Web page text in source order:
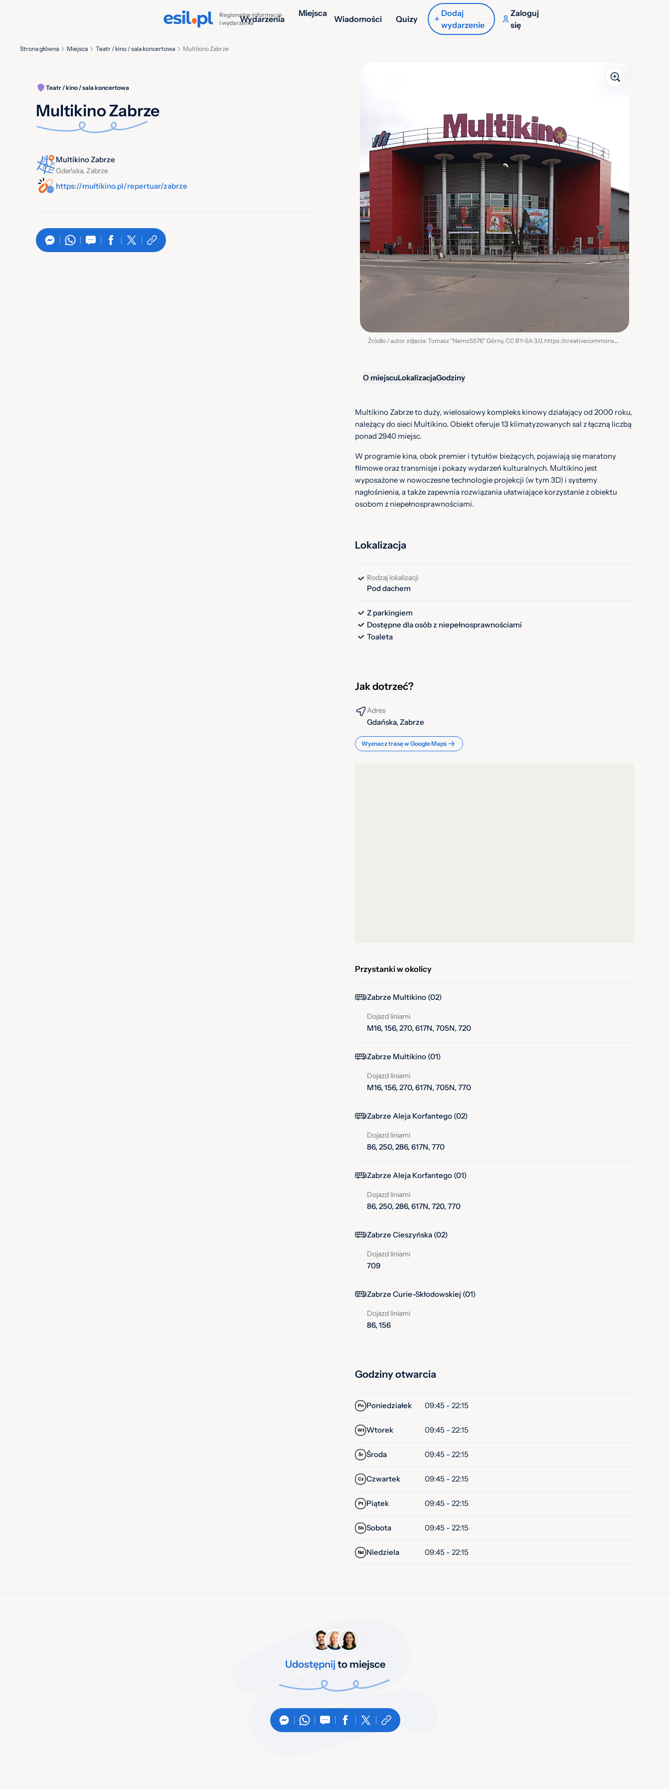
Regionalne informacje
i wydarzeniaWydarzenia
Miejsca
Wiadomości Quizy
Dodaj
wydarzenie
Zaloguj
się
Multikino Zabrze
Teatr / kino / sala koncertowa
Miejsca
Strona główna
Teatr / kino / sala koncertowa
Multikino Zabrze
Multikino Zabrze
Gdańska, Zabrze
https://multikino.pl/repertuar/zabrze
Źródło / autor zdjęcia: Tomasz "Nemo5576" Górny, CC BY-SA 3.0, https://creativecommons.org/licenses/by-sa/3.0, via Wikimedia Commons
O miejscuLokalizacjaGodziny
Multikino Zabrze to duży, wielosalowy kompleks kinowy działający od 2000 roku,
należący do sieci Multikino. Obiekt oferuje 13 klimatyzowanych sal z łączną liczbą
ponad 2940 miejsc.
W programie kina, obok premier i tytułów bieżących, pojawiają się maratony
filmowe oraz transmisje i pokazy wydarzeń kulturalnych. Multikino jest
wyposażone w nowoczesne technologie projekcji (w tym 3D) i systemy
nagłośnienia, a także zapewnia rozwiązania ułatwiające korzystanie z obiektu
osobom z niepełnosprawnościami.
Lokalizacja
Rodzaj lokalizacji
Pod dachem
Z parkingiem
Dostępne dla osób z niepełnosprawnościami
Toaleta
Jak dotrzeć?
Adres
Gdańska, Zabrze
Wyznacz trasę w Google Maps
Przystanki w okolicy
Zabrze Multikino (02)
Dojazd liniami
M16, 156, 270, 617N, 705N, 720
Zabrze Multikino (01)
Dojazd liniami
M16, 156, 270, 617N, 705N, 770
Zabrze Aleja Korfantego (02)
Dojazd liniami
86, 250, 286, 617N, 770
Zabrze Aleja Korfantego (01)
Dojazd liniami
86, 250, 286, 617N, 720, 770
Zabrze Cieszyńska (02)
Dojazd liniami
709
Zabrze Curie-Skłodowskiej (01)
Dojazd liniami
86, 156
Godziny otwarcia
Pn Poniedziałek 09:45 - 22:15
Wt Wtorek 09:45 - 22:15
Śr Środa 09:45 - 22:15
Cz Czwartek 09:45 - 22:15
Pt Piątek 09:45 - 22:15
Sb Sobota 09:45 - 22:15
Nd Niedziela 09:45 - 22:15
Udostępnij to miejsce